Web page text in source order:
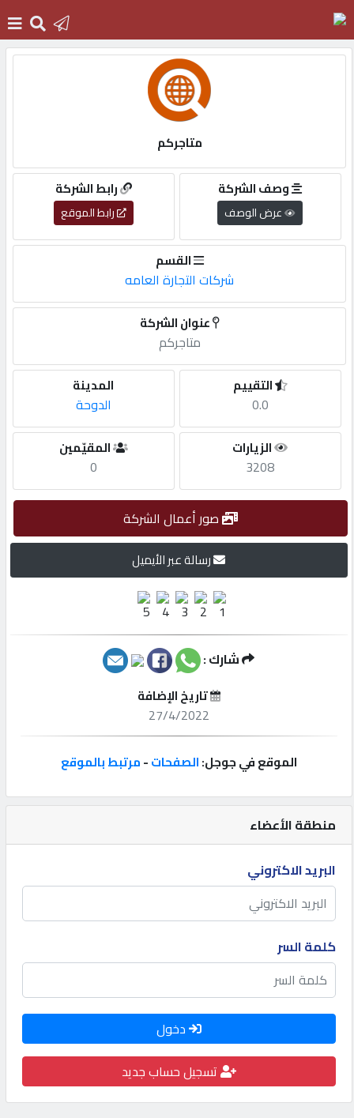
التسجيل
English
أضف
طلب
مميزة
إتصل
إعلانات
المنتدى
كيو
مزاد
كيو
كيو
كارز
منطقة الأعضاء
البريد الاكتروني
كلمة السر
دخول
تسجيل حساب جديد
متاجركم
رابط الشركة
رابط الموقع
وصف الشركة
عرض الوصف
القسم
شركات التجارة العامه
عنوان الشركة
متاجركم
المدينة
الدوحة
التقييم
0.0
المقيّمين
0
الزيارات
3208
صور أعمال الشركة
رسالة عبر الأيميل
شارك :
تاريخ الإضافة
27/4/2022
الموقع في جوجل:الصفحات-مرتبط بالموقع